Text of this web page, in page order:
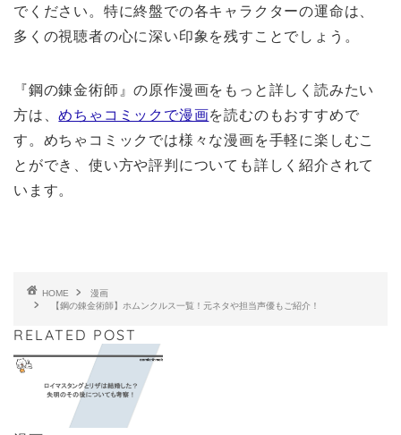
でください。特に終盤での各キャラクターの運命は、
多くの視聴者の心に深い印象を残すことでしょう。
『鋼の錬金術師』の原作漫画をもっと詳しく読みたい
方は、めちゃコミックで漫画を読むのもおすすめで
す。めちゃコミックでは様々な漫画を手軽に楽しむこ
とができ、使い方や評判についても詳しく紹介されて
います。
HOME
漫画
【鋼の錬金術師】ホムンクルス一覧！元ネタや担当声優もご紹介！
RELATED POST